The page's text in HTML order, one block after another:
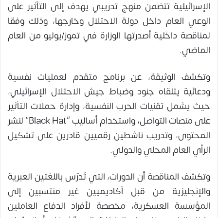
الإسرائيلية تتضمن منهج تدريبي يهدف إلى التأثير على
الوعي العام داخل دولة الاحتلال وخارجها، وذلك وفقا
لمناقصة داخلية أصدرتها الوزارة في تموز/يوليو من العام
الماضي.
وتكشف الوثيقة، عن برنامج متقدم لعمليات نفسية
ودعائية يتلقاه جنود وضباط جيش الاحتلال الإسرائيلي،
حيث يشمل تقنيات الحرب النفسية، وإدارة حملات التأثير
على منصات التواصل، واستخدام أساليب “Black Hat” لنشر
المحتوى، وتدريب ناشطين رقميين قادرين على تشكيل
الرأي العام المحلي والدولي.
وتكشف المناقصة أن الدورات، التي تُدرّس باللغتين العبرية
والإنجليزية من قبل أكاديميين غير منتسبين إلى
المؤسسة العسكرية، مخصصة لأفراد الدفاع العاملين